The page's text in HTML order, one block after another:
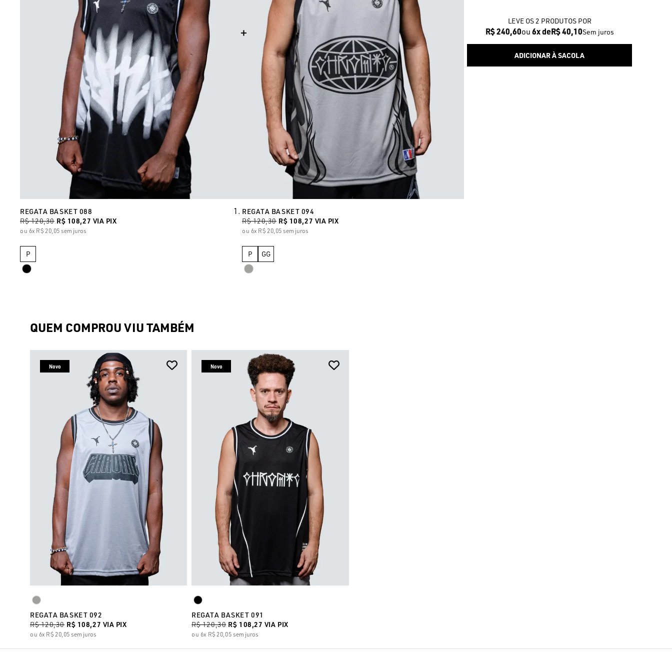
REGATA BASKET 088
R$ 108,27 VIA PIX
R$ 120,30
6x R$ 20,05sem juros
P
REGATA BASKET 094
R$ 108,27 VIA PIX
R$ 120,30
6x R$ 20,05sem juros
P GG
LEVE OS 2 PRODUTOS
R$ 240,60 6x R$ 40,10Sem juros
QUEM COMPROU VIU TAMBÉM
Novo
REGATA BASKET 092
R$ 108,27 VIA PIX
R$ 120,30
6x R$ 20,05sem juros
Novo
REGATA BASKET 091
R$ 108,27 VIA PIX
R$ 120,30
6x R$ 20,05 sem juros